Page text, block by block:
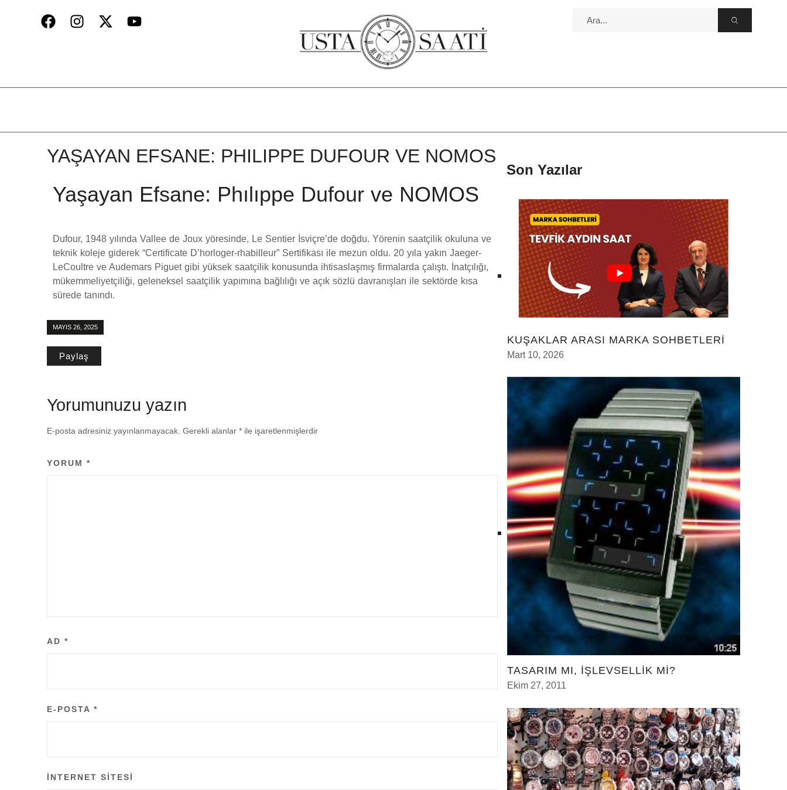
YAŞAYAN EFSANE: PHILIPPE DUFOUR VE NOMOS
Yaşayan Efsane: Phılıppe Dufour ve NOMOS
Dufour, 1948 yılında Vallee de Joux yöresinde, Le Sentier İsviçre’de doğdu. Yörenin saatçilik okuluna ve
teknik koleje giderek “Certificate D’horloger-rhabilleur” Sertifikası ile mezun oldu. 20 yıla yakın Jaeger-
LeCoultre ve Audemars Piguet gibi yüksek saatçilik konusunda ihtisaslaşmış firmalarda çalıştı. İnatçılığı,
mükemmeliyetçiliği, geleneksel saatçilik yapımına bağlılığı ve açık sözlü davranışları ile sektörde kısa
sürede tanındı.
MAYIS 26, 2025
Paylaş
Yorumunuzu yazın
E-posta adresiniz yayınlanmayacak. Gerekli alanlar * ile işaretlenmişlerdir
YORUM *
AD *
E-POSTA *
İNTERNET SITESI
Son Yazılar
KUŞAKLAR ARASI MARKA SOHBETLERİ
Mart 10, 2026
TASARIM MI, İŞLEVSELLİK Mİ?
Ekim 27, 2011